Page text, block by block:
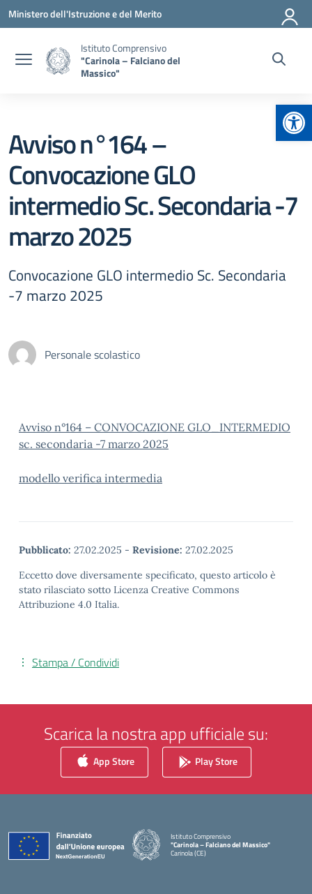
Vai ai contenuti
Vai al menu di navigazione
Vai al footer
Ministero dell'Istruzione e del Merito
Istituto Comprensivo
"Carinola – Falciano del
Massico"
Avviso n°164 –
Convocazione GLO
intermedio Sc. Secondaria -7
marzo 2025
Convocazione GLO intermedio Sc. Secondaria
-7 marzo 2025
Personale scolastico
Avviso n°164 – CONVOCAZIONE GLO_INTERMEDIO
sc. secondaria -7 marzo 2025
modello verifica intermedia
Pubblicato: 27.02.2025 - Revisione: 27.02.2025
Eccetto dove diversamente specificato, questo articolo è
stato rilasciato sotto Licenza Creative Commons
Attribuzione 4.0 Italia.
Stampa / Condividi
Scarica la nostra app ufficiale su:
App Store Play Store
Istituto Comprensivo
"Carinola – Falciano del Massico"
Carinola (CE)